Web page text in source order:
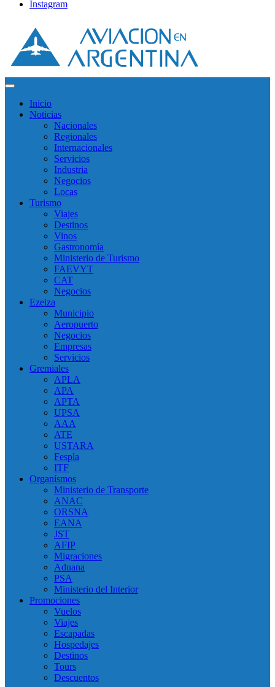
Instagram
Inicio
Noticias
Nacionales
Regionales
Internacionales
Servicios
Industria
Negocios
Locas
Turismo
Viajes
Destinos
Vinos
Gastronomía
Ministerio de Turismo
FAEVYT
CAT
Negocios
Ezeiza
Municipio
Aeropuerto
Negocios
Empresas
Servicios
Gremiales
APLA
APA
APTA
UPSA
AAA
ATE
USTARA
Fespla
ITF
Organísmos
Ministerio de Transporte
ANAC
ORSNA
EANA
JST
AFIP
Migraciones
Aduana
PSA
Ministerio del Interior
Promociones
Vuelos
Viajes
Escapadas
Hospedajes
Destinos
Tours
Descuentos